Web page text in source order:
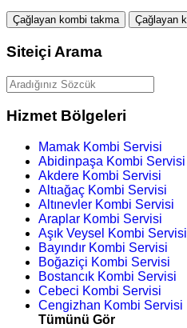
Çağlayan kombi takma Çağlayan
Siteiçi Arama
Hizmet Bölgeleri
Mamak Kombi Servisi
Abidinpaşa Kombi Servisi
Akdere Kombi Servisi
Altıağaç Kombi Servisi
Altınevler Kombi Servisi
Araplar Kombi Servisi
Aşık Veysel Kombi Servisi
Bayındır Kombi Servisi
Boğaziçi Kombi Servisi
Bostancık Kombi Servisi
Cebeci Kombi Servisi
Cengizhan Kombi Servisi
Tümünü Gör